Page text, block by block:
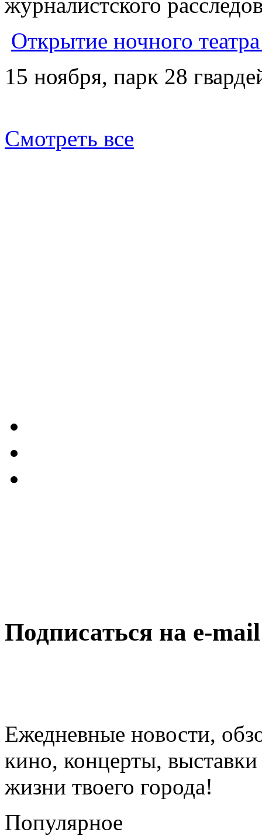
журналистского
Открытие ночного
15 ноября, парк 28
Смотреть все
Подписаться на e-
Ежедневные новости,
кино, концерты,
жизни твоего города!
Популярное